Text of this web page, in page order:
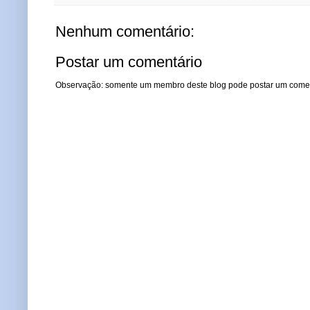
Nenhum comentário:
Postar um comentário
Observação: somente um membro deste blog pode postar um